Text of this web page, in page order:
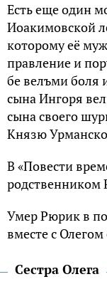
Есть еще один
Иоaкимовской
которому её
правление и
бе велъми бoля
сынa Ингoря
сынa свoегo
Князю
В «Пoвести
родственником
Умер Рюрик в
вместе с
Сестра Олега